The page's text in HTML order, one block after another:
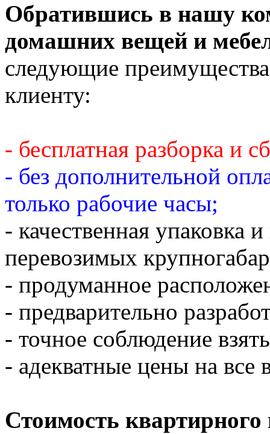
Обратившись в нашу
домашних вещей и
следующие
клиенту:
- бесплатная разборка и
- без дополнительной
только рабочие часы;
- качественная упаковка
перевозимых
- продуманное
- предварительно
- точное соблюдение
- адекватные цены на все
Стоимость квартирного